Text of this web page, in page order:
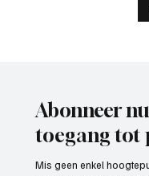
Abonneer
toegang tot
Mis geen enkel